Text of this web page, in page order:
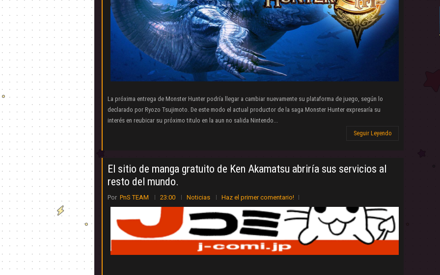
La próxima entrega de Monster Hunter podría llegar a cambiar nuevamente su plataforma de juego, según lo
declarado por Ryozo Tsujimoto. De este modo el actual productor de la saga Monster Hunter expresaría su
interés en reubicar su próximo titulo en la aun no salida Nintendo...
Seguir Leyendo
El sitio de manga gratuito de Ken Akamatsu abriría sus servicios al
resto del mundo.
Por PnS TEAM 23:00 Noticias Haz el primer comentario!